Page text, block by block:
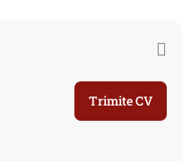
Trimite CV